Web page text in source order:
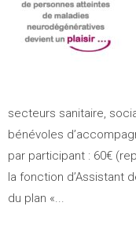
secteurs sanitaire,
bénévoles
par participant : 60€
la fonction d’Assistant
du plan «...